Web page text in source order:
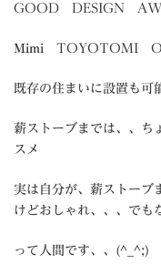
GOOD DESIGN
Mimi TOYOTOMI
既存の住まいに設置も
薪ストーブまでは、、ち
スメ
実は自分が、薪ストーブ
けどおしゃれ、、、でも
って人間です、、(^_^;)